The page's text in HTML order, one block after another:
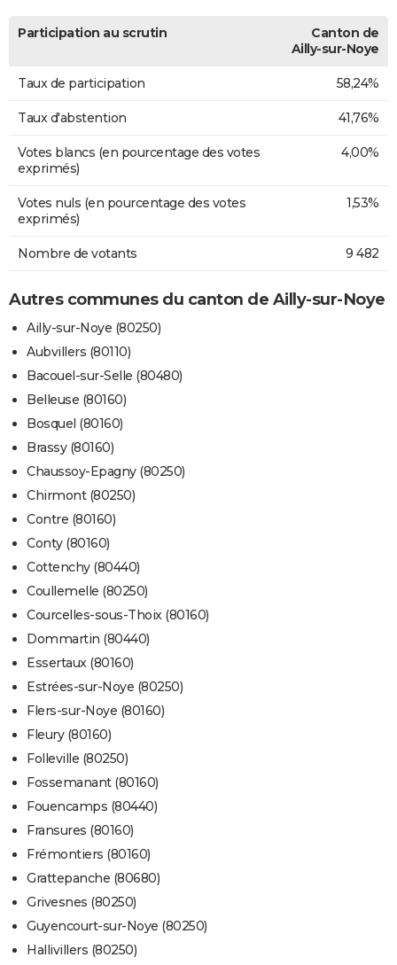
Participation au scrutin
Canton de
Ailly-sur-Noye
Taux de participation 58,24%
Taux d'abstention 41,76%
Votes blancs (en pourcentage des votes
exprimés)
4,00%
Votes nuls (en pourcentage des votes
exprimés)
1,53%
Nombre de votants 9 482
Autres communes du canton de Ailly-sur-Noye
Ailly-sur-Noye (80250)
Aubvillers (80110)
Bacouel-sur-Selle (80480)
Belleuse (80160)
Bosquel (80160)
Brassy (80160)
Chaussoy-Epagny (80250)
Chirmont (80250)
Contre (80160)
Conty (80160)
Cottenchy (80440)
Coullemelle (80250)
Courcelles-sous-Thoix (80160)
Dommartin (80440)
Essertaux (80160)
Estrées-sur-Noye (80250)
Flers-sur-Noye (80160)
Fleury (80160)
Folleville (80250)
Fossemanant (80160)
Fouencamps (80440)
Fransures (80160)
Frémontiers (80160)
Grattepanche (80680)
Grivesnes (80250)
Guyencourt-sur-Noye (80250)
Hallivillers (80250)